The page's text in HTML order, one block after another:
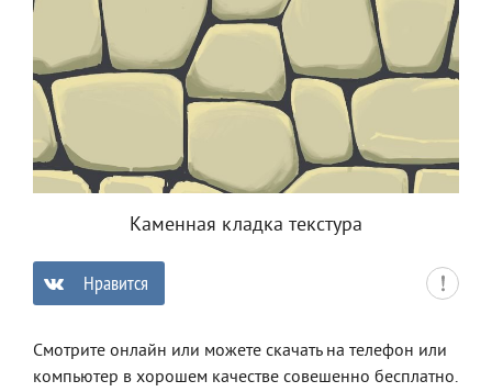
Каменная кладка текстура
Нравится
Смотрите онлайн или можете скачать на телефон или
компьютер в хорошем качестве совешенно бесплатно.